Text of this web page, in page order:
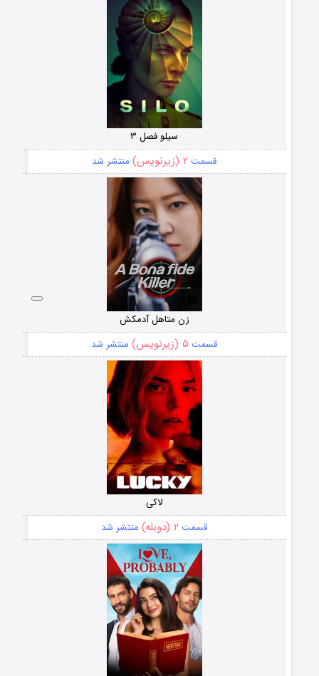
سیلو فصل ۳
قسمت ۲ (زیرنویس) منتشر شد
زن متاهل آدمکش
قسمت ۵ (زیرنویس) منتشر شد
لاکی
قسمت ۲ (دوبله) منتشر شد